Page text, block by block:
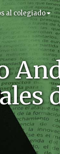
al colegiado